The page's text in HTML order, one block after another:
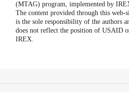
(MTAG) program, implemented by
The content provided through this web-
is the sole responsibility of the authors
does not reflect the position of USAID
IREX.